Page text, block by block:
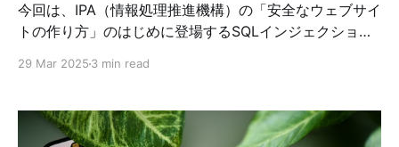
今回は、IPA（情報処理推進機構）の「安全なウェブサイ
トの作り方」のはじめに登場するSQLインジェクション
MariaDBを使用しています。 MariaDB [(none)]> create
database if not exists sectest; //DB sectestを作成
29 Mar 2025 3 min read